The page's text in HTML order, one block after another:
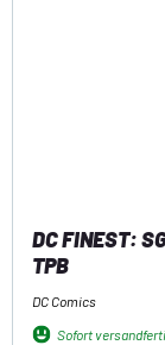
DC FINEST:
TPB
DC Comics
Sofort